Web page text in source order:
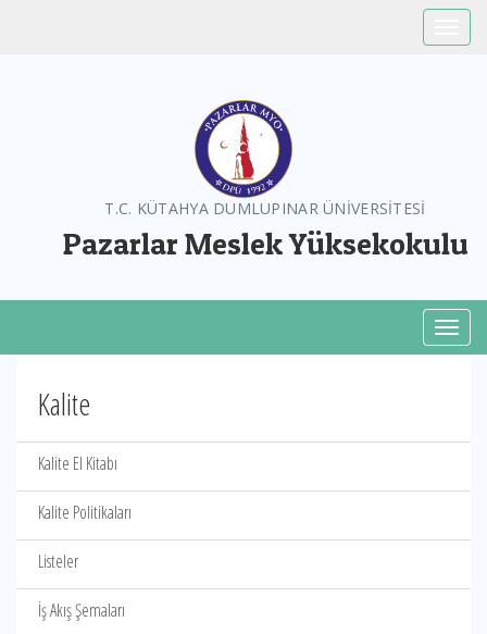
T.C. KÜTAHYA DUMLUPINAR ÜNİVERSİTESİ
Pazarlar Meslek Yüksekokulu
Kalite
Kalite El Kitabı
Kalite Politikaları
Listeler
İş Akış Şemaları